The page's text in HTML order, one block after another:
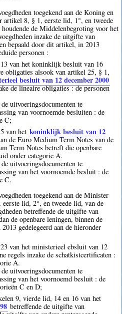
toegekend aan de Koning en
8, § 1, eerste lid, 1°, en tweede
houdende de Middelenbegroting voor het
inzake de uitgifte van
bepaald door dit artikel, in 2013
personen :
van het koninklijk besluit van 16
obligaties alsook van artikel 25, § 1,
besluit van 12 december 2000
de lineaire obligaties : de personen
uitvoeringsdocumenten te
van voornoemde besluiten : de
C;
van het koninklijk besluit van 12
de Euro Medium Term Notes van de
Term Notes betreft die openbare
onder categorie A.
uitvoeringsdocumenten te
van het voornoemde besluit : de
C.
toegekend aan de Minister
lid, 2°, en tweede lid, van de
betreffende de uitgifte van
de openbare leningen, binnen de
gedelegeerd aan de hieronder
van het ministerieel ebsluit van 12
regels inzake de schatkistcertificaten :
A.
uitvoeringsdocumenten te
van het voornoemd besluit : de
C en D;
9, vierde lid, 14 en 16 van het
betreffende de uitgifte van